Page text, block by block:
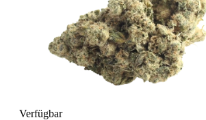
Verfügbar